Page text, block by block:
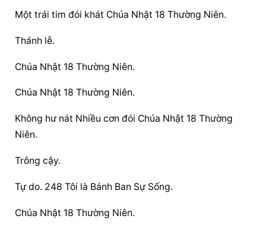
Một trái tim đói khát Chúa Nhật 18 Thường Niên.
Thánh lễ.
Chúa Nhật 18 Thường Niên.
Chúa Nhật 18 Thường Niên.
Không hư nát Nhiều cơn đói Chúa Nhật 18 Thường
Niên.
Trông cậy.
Tự do. 248 Tôi là Bánh Ban Sự Sống.
Chúa Nhật 18 Thường Niên.